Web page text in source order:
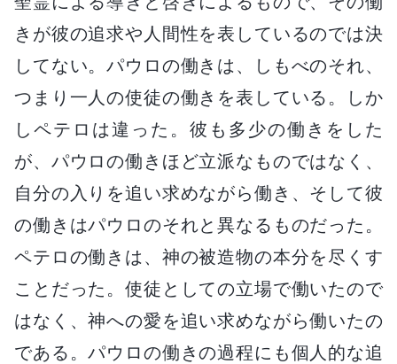
きが彼の追求や人間性を表しているのでは決
してない。パウロの働きは、しもべのそれ、
つまり一人の使徒の働きを表している。しか
しペテロは違った。彼も多少の働きをした
が、パウロの働きほど立派なものではなく、
自分の入りを追い求めながら働き、そして彼
の働きはパウロのそれと異なるものだった。
ペテロの働きは、神の被造物の本分を尽くす
ことだった。使徒としての立場で働いたので
はなく、神への愛を追い求めながら働いたの
である。パウロの働きの過程にも個人的な追